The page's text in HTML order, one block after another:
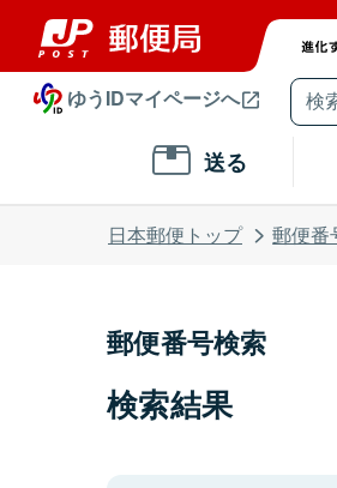
ゆうIDマイページへ
送る
日本郵便トップ 郵便番
郵便番号検索
検索結果